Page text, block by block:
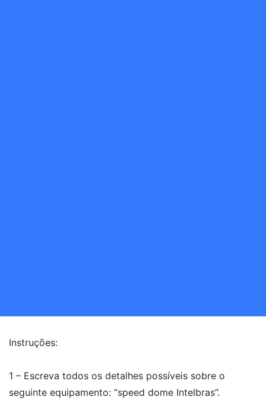
Instruções:
1 – Escreva todos os detalhes possíveis sobre o
seguinte equipamento: “speed dome Intelbras”.